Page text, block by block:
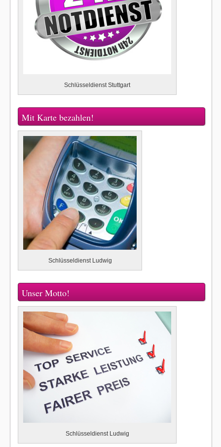
Schlüsseldienst Stuttgart
Mit Karte bezahlen!
Schlüsseldienst Ludwig
Unser Motto!
Schlüsseldienst Ludwig